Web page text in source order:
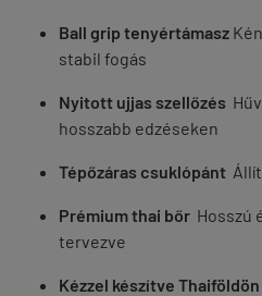
Ball grip tenyértámasz
stabil fogás
Nyitott ujjas szellőzés
hosszabb edzéseken
Tépőzáras csuklópánt
Prémium thai bőr Hosszú
tervezve
Kézzel készítve Thaiföldön